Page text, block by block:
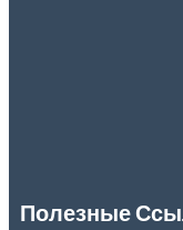
Полезные